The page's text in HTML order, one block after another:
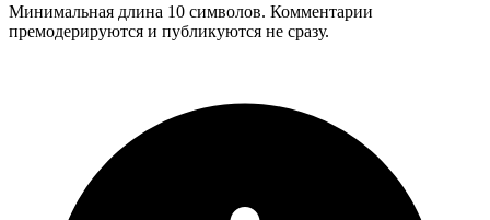
Минимальная длина 10 символов. Комментарии
премодерируются и публикуются не сразу.